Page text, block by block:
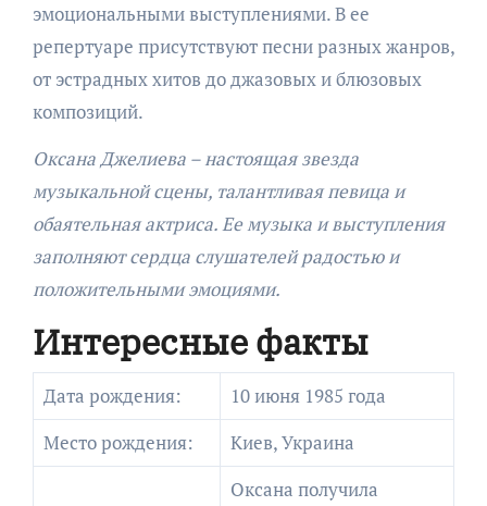
эмоциональными выступлениями. В ее
репертуаре присутствуют песни разных жанров,
от эстрадных хитов до джазовых и блюзовых
композиций.
Оксана Джелиева – настоящая звезда
музыкальной сцены, талантливая певица и
обаятельная актриса. Ее музыка и выступления
заполняют сердца слушателей радостью и
положительными эмоциями.
Интересные факты
Дата рождения:
10 июня 1985 года
Место рождения:
Киев, Украина
Оксана получила